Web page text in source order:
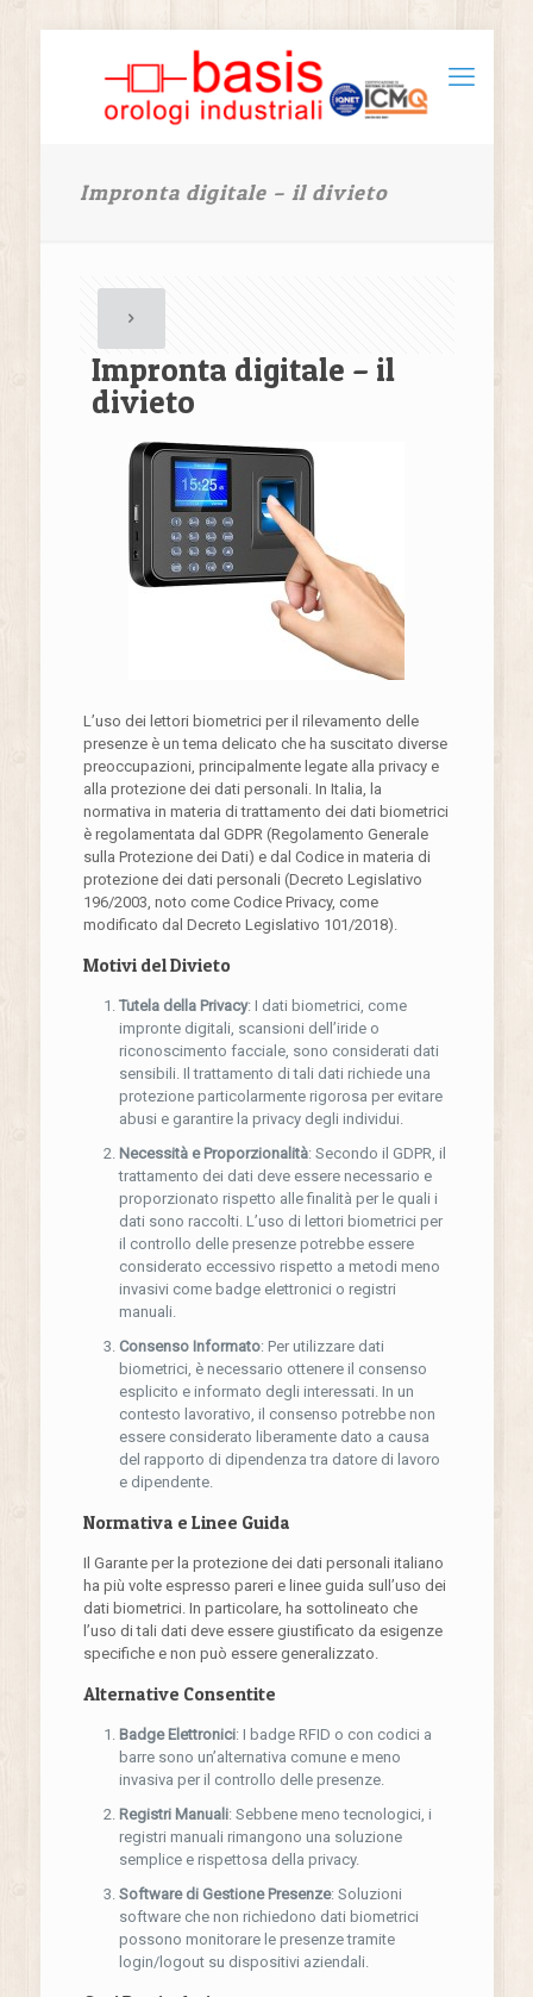
Impronta digitale – il divieto
Impronta digitale – il
divieto
L’uso dei lettori biometrici per il rilevamento delle
presenze è un tema delicato che ha suscitato diverse
preoccupazioni, principalmente legate alla privacy e
alla protezione dei dati personali. In Italia, la
normativa in materia di trattamento dei dati biometrici
è regolamentata dal GDPR (Regolamento Generale
sulla Protezione dei Dati) e dal Codice in materia di
protezione dei dati personali (Decreto Legislativo
196/2003, noto come Codice Privacy, come
modificato dal Decreto Legislativo 101/2018).
Motivi del Divieto
Tutela della Privacy: I dati biometrici, come
impronte digitali, scansioni dell’iride o
riconoscimento facciale, sono considerati dati
sensibili. Il trattamento di tali dati richiede una
protezione particolarmente rigorosa per evitare
abusi e garantire la privacy degli individui.
Necessità e Proporzionalità: Secondo il GDPR, il
trattamento dei dati deve essere necessario e
proporzionato rispetto alle finalità per le quali i
dati sono raccolti. L’uso di lettori biometrici per
il controllo delle presenze potrebbe essere
considerato eccessivo rispetto a metodi meno
invasivi come badge elettronici o registri
manuali.
Consenso Informato: Per utilizzare dati
biometrici, è necessario ottenere il consenso
esplicito e informato degli interessati. In un
contesto lavorativo, il consenso potrebbe non
essere considerato liberamente dato a causa
del rapporto di dipendenza tra datore di lavoro
e dipendente.
Normativa e Linee Guida
Il Garante per la protezione dei dati personali italiano
ha più volte espresso pareri e linee guida sull’uso dei
dati biometrici. In particolare, ha sottolineato che
l’uso di tali dati deve essere giustificato da esigenze
specifiche e non può essere generalizzato.
Alternative Consentite
Badge Elettronici: I badge RFID o con codici a
barre sono un’alternativa comune e meno
invasiva per il controllo delle presenze.
Registri Manuali: Sebbene meno tecnologici, i
registri manuali rimangono una soluzione
semplice e rispettosa della privacy.
Software di Gestione Presenze: Soluzioni
software che non richiedono dati biometrici
possono monitorare le presenze tramite
login/logout su dispositivi aziendali.